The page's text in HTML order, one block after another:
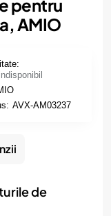
pentru
AMIO
AVX-AM03237
de